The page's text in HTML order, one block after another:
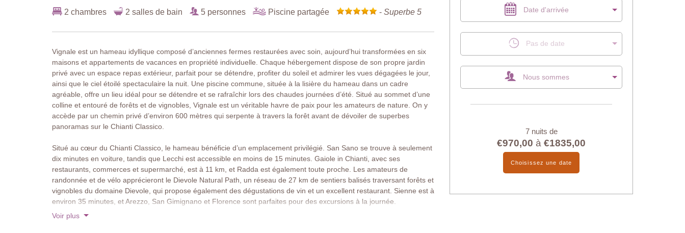
2 chambres 2 salles de bain 5 personnes Piscine partagée - Superbe 5
Vignale est un hameau idyllique composé d’anciennes fermes restaurées avec soin, aujourd’hui transformées en six
maisons et appartements de vacances en propriété individuelle. Chaque hébergement dispose de son propre jardin
privé avec un espace repas extérieur, parfait pour se détendre, profiter du soleil et admirer les vues dégagées le jour,
ainsi que le ciel étoilé spectaculaire la nuit. Une piscine commune, située à la lisière du hameau dans un cadre
agréable, offre un lieu idéal pour se détendre et se rafraîchir lors des chaudes journées d’été. Situé au sommet d’une
colline et entouré de forêts et de vignobles, Vignale est un véritable havre de paix pour les amateurs de nature. On y
accède par un chemin privé d’environ 600 mètres qui serpente à travers la forêt avant de dévoiler de superbes
panoramas sur le Chianti Classico.
Situé au cœur du Chianti Classico, le hameau bénéficie d’un emplacement privilégié. San Sano se trouve à seulement
dix minutes en voiture, tandis que Lecchi est accessible en moins de 15 minutes. Gaiole in Chianti, avec ses
restaurants, commerces et supermarché, est à 11 km, et Radda est également toute proche. Les amateurs de
randonnée et de vélo apprécieront le Dievole Natural Path, un réseau de 27 km de sentiers balisés traversant forêts et
vignobles du domaine Dievole, qui propose également des dégustations de vin et un excellent restaurant. Sienne est à
environ 35 minutes, et Arezzo, San Gimignano et Florence sont parfaites pour des excursions à la journée.
À propos de cette villa
Voir plus
Date d'arrivée
Pas de date
Nous sommes
7 nuits de
€970,00 à €1835,00
Choisissez une date